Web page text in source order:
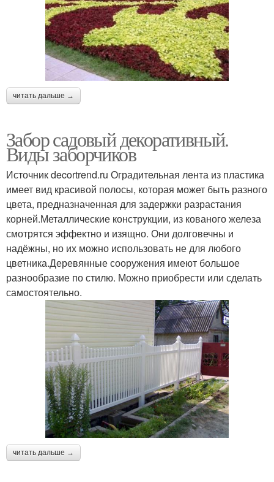
читать дальше →
Забор садовый декоративный.
Виды заборчиков
Источник decortrend.ru Оградительная лента из пластика
имеет вид красивой полосы, которая может быть разного
цвета, предназначенная для задержки разрастания
корней.Металлические конструкции, из кованого железа
смотрятся эффектно и изящно. Они долговечны и
надёжны, но их можно использовать не для любого
цветника.Деревянные сооружения имеют большое
разнообразие по стилю. Можно приобрести или сделать
самостоятельно.
читать дальше →